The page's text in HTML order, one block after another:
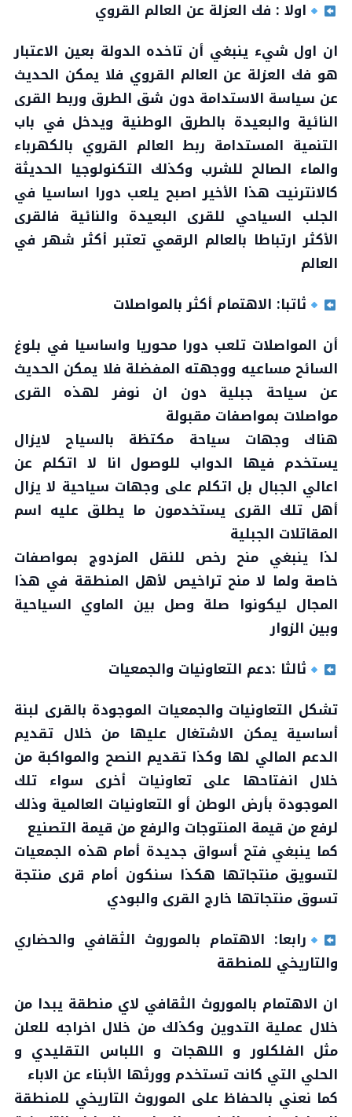
اولا : فك العزلة عن العالم القروي
ان اول شيء ينبغي أن تاخده الدولة بعين الاعتبار
هو فك العزلة عن العالم القروي فلا يمكن الحديث
عن سياسة الاستدامة دون شق الطرق وربط القرى
النائية والبعيدة بالطرق الوطنية ويدخل في باب
التنمية المستدامة ربط العالم القروي بالكهرباء
والماء الصالح للشرب وكذلك التكنولوجيا الحديثة
كالانترنيت هذا الأخير اصبح يلعب دورا اساسيا في
الجلب السياحي للقرى البعيدة والنائية فالقرى
الأكثر ارتباطا بالعالم الرقمي تعتبر أكثر شهر في
العالم
ثاتبا: الاهتمام أكثر بالمواصلات
أن المواصلات تلعب دورا محوريا واساسيا في بلوغ
السائح مساعيه ووجهته المفضلة فلا يمكن الحديث
عن سياحة جبلية دون ان نوفر لهذه القرى
مواصلات بمواصفات مقبولة
هناك وجهات سياحة مكتظة بالسياح لايزال
يستخدم فيها الدواب للوصول انا لا اتكلم عن
اعالي الجبال بل اتكلم على وجهات سياحية لا يزال
أهل تلك القرى يستخدمون ما يطلق عليه اسم
المقاتلات الجبلية
لذا ينبغي منح رخص للنقل المزدوج بمواصفات
خاصة ولما لا منح تراخيص لأهل المنطقة في هذا
المجال ليكونوا صلة وصل بين الماوي السياحية
وبين الزوار
ثالثا :دعم التعاونيات والجمعيات
تشكل التعاونيات والجمعيات الموجودة بالقرى لبنة
أساسية يمكن الاشتغال عليها من خلال تقديم
الدعم المالي لها وكذا تقديم النصح والمواكبة من
خلال انفتاحها على تعاونيات أخرى سواء تلك
الموجودة بأرض الوطن أو التعاونيات العالمية وذلك
لرفع من قيمة المنتوجات والرفع من قيمة التصنيع
كما ينبغي فتح أسواق جديدة أمام هذه الجمعيات
لتسويق منتجاتها هكذا سنكون أمام قرى منتجة
تسوق منتجاتها خارج القرى والبودي
رابعا: الاهتمام بالموروث الثقافي والحضاري
والتاريخي للمنطقة
ان الاهتمام بالموروث الثقافي لاي منطقة يبدا من
خلال عملية التدوين وكذلك من خلال اخراجه للعلن
مثل الفلكلور و اللهجات و اللباس التقليدي و
الحلي التي كانت تستخدم وورثها الأبناء عن الاباء
كما نعني بالحفاظ على الموروث التاريخي للمنطقة